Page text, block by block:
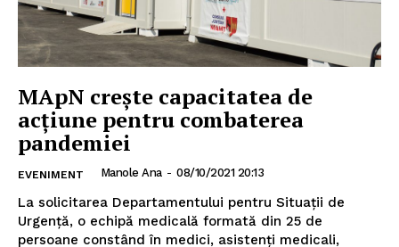
INFO IAȘI
MApN crește capacitatea de
acțiune pentru combaterea
pandemiei
EVENIMENT Manole Ana - 08/10/2021 20:13
La solicitarea Departamentului pentru Situații de
Urgență, o echipă medicală formată din 25 de
persoane constând în medici, asistenți medicali,